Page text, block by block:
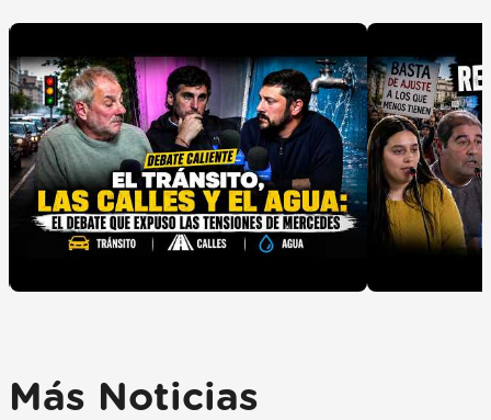
Más Noticias